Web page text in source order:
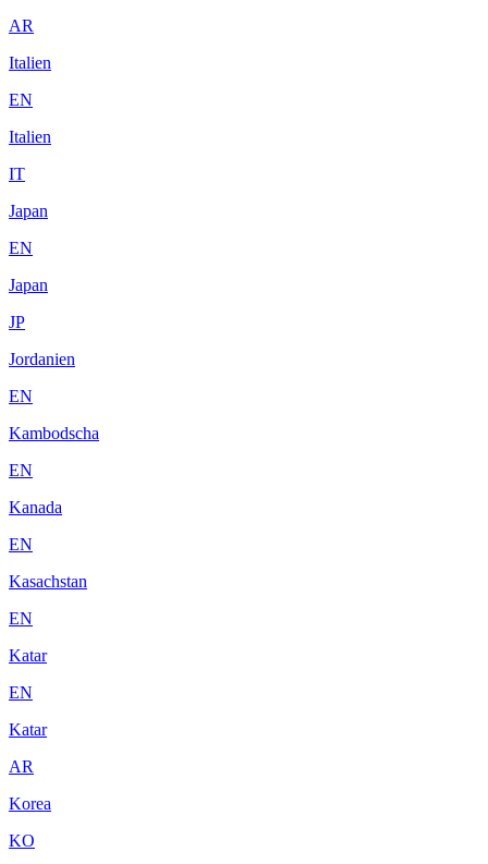
AR
Italien
EN
Italien
IT
Japan
EN
Japan
JP
Jordanien
EN
Kambodscha
EN
Kanada
EN
Kasachstan
EN
Katar
EN
Katar
AR
Korea
KO